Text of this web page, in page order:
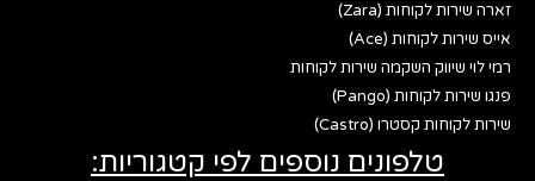
זארה שירות לקוחות (Zara)
אייס שירות לקוחות (Ace)
רמי לוי שיווק השקמה שירות לקוחות
פנגו שירות לקוחות (Pango)
שירות לקוחות קסטרו (Castro)
טלפונים נוספים לפי קטגוריות: